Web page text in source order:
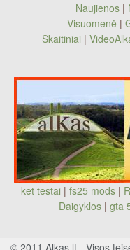
Naujienos|
Visuomenė |
Skaitiniai |
ket testai | fs25 mods|
Daigyklos| gta